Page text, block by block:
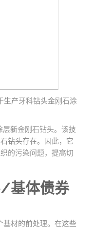
生产牙科钻头金刚石涂
层新金刚石钻头。该技
钻头存在。因此，它
的污染问题，提高切
/基体债券
材的前处理。在这些